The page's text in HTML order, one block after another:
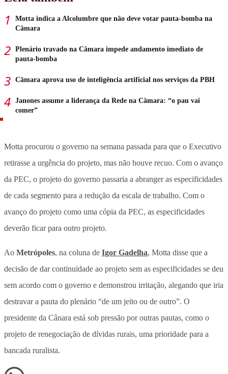
Motta indica a Alcolumbre que não deve votar pauta-bomba na
Câmara
Plenário travado na Câmara impede andamento imediato de
pauta-bomba
Câmara aprova uso de inteligência artificial nos serviços da PBH
Janones assume a liderança da Rede na Câmara: “o pau vai
comer”
Motta procurou o governo na semana passada para que o Executivo
retirasse a urgência do projeto, mas não houve recuo. Com o avanço
da PEC, o projeto do governo passaria a abranger as especificidades
de cada segmento para a redução da escala de trabalho. Com o
avanço do projeto como uma cópia da PEC, as especificidades
deverão ficar para outro projeto.
Ao Metrópoles, na coluna de Igor Gadelha, Motta disse que a
decisão de dar continuidade ao projeto sem as especificidades se deu
sem acordo com o governo e demonstrou irritação, alegando que iria
destravar a pauta do plenário “de um jeito ou de outro”. O
presidente da Cânara está sob pressão por outras pautas, como o
projeto de renegociação de dívidas rurais, uma prioridade para a
bancada ruralista.